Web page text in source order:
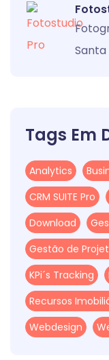
Santa
Tags Em
Analytics
CRM SUITE Pro
Download
Gestão de
KPi´s Tracking
Recursos
Webdesign